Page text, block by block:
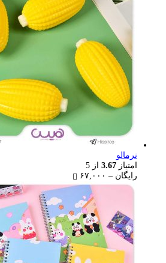
نرمالو
امتیاز 3.67 از 5
رایگان – ۶۷,۰۰۰
range:
through
۶۷,۰۰۰ تومان